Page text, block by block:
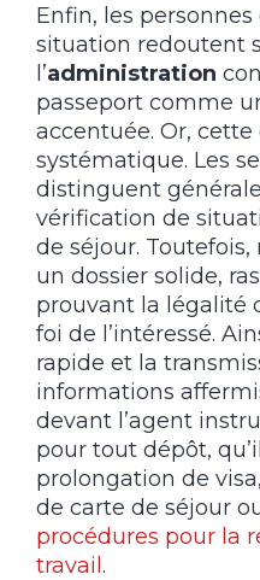
Enfin, les
situation redoutent
l’administration
passeport comme
accentuée. Or, cette
systématique. Les
distinguent
vérification de
de séjour.
un dossier solide,
prouvant la légalité
foi de l’intéressé.
rapide et la
informations
devant l’agent
pour tout dépôt,
prolongation de
de carte de séjour
procédures pour la
travail .